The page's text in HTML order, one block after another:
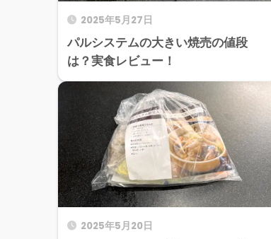
2025年5月27日
パルシステムの大きい焼売の値段
は？実食レビュー！
2025年5月20日